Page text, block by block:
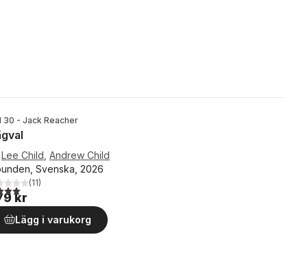
30 - Jack Reacher
Lee Child Andrew Child
Svenska, 2026
utav 5 stjärnor. Totalt antal röster:
(11)
kr
Lägg i varukorg